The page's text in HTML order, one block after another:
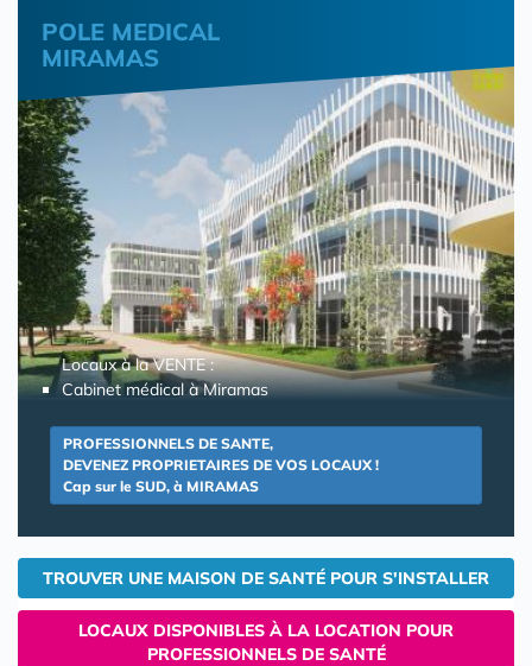
POLE MEDICAL
MIRAMAS
Locaux à la VENTE :
Cabinet médical à Miramas
PROFESSIONNELS DE SANTE,
DEVENEZ PROPRIETAIRES DE VOS LOCAUX !
Cap sur le SUD, à MIRAMAS
TROUVER UNE MAISON DE SANTÉ POUR S'INSTALLER
LOCAUX DISPONIBLES À LA LOCATION POUR
PROFESSIONNELS DE SANTÉ